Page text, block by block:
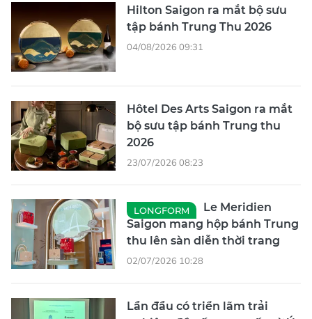
Hilton Saigon ra mắt bộ sưu
tập bánh Trung Thu 2026
04/08/2026 09:31
Hôtel Des Arts Saigon ra mắt
bộ sưu tập bánh Trung thu
2026
23/07/2026 08:23
LONGFORM
Le Meridien
Saigon mang hộp bánh Trung
thu lên sàn diễn thời trang
02/07/2026 10:28
Lần đầu có triển lãm trải